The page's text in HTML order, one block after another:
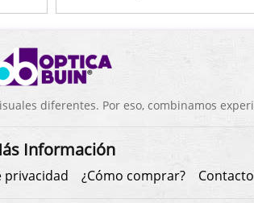
diferentes. Por eso, combinamos
Información
privacidad ¿Cómo comprar? Contacto